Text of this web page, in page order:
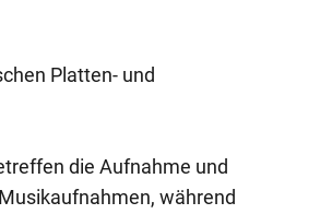
Platten- und
die Aufnahme und
während